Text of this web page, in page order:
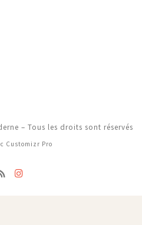
– Tous les droits sont réservés
Customizr Pro